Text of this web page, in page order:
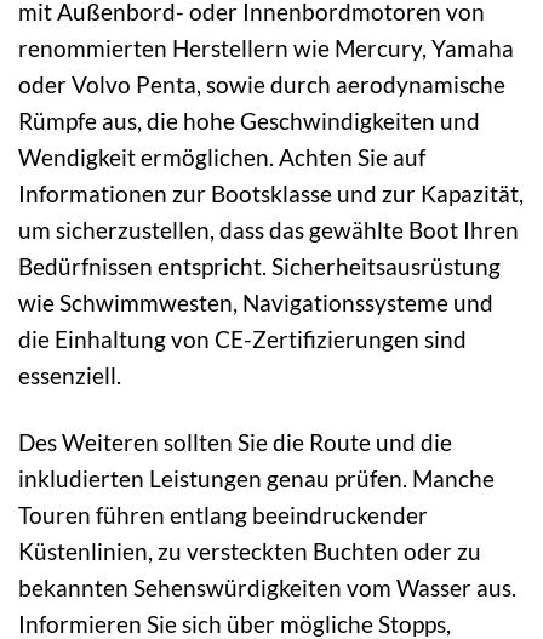
mit Außenbord- oder Innenbordmotoren von
renommierten Herstellern wie Mercury, Yamaha
oder Volvo Penta, sowie durch aerodynamische
Rümpfe aus, die hohe Geschwindigkeiten und
Wendigkeit ermöglichen. Achten Sie auf
Informationen zur Bootsklasse und zur Kapazität,
um sicherzustellen, dass das gewählte Boot Ihren
Bedürfnissen entspricht. Sicherheitsausrüstung
wie Schwimmwesten, Navigationssysteme und
die Einhaltung von CE-Zertifizierungen sind
essenziell.
Des Weiteren sollten Sie die Route und die
inkludierten Leistungen genau prüfen. Manche
Touren führen entlang beeindruckender
Küstenlinien, zu versteckten Buchten oder zu
bekannten Sehenswürdigkeiten vom Wasser aus.
Informieren Sie sich über mögliche Stopps,